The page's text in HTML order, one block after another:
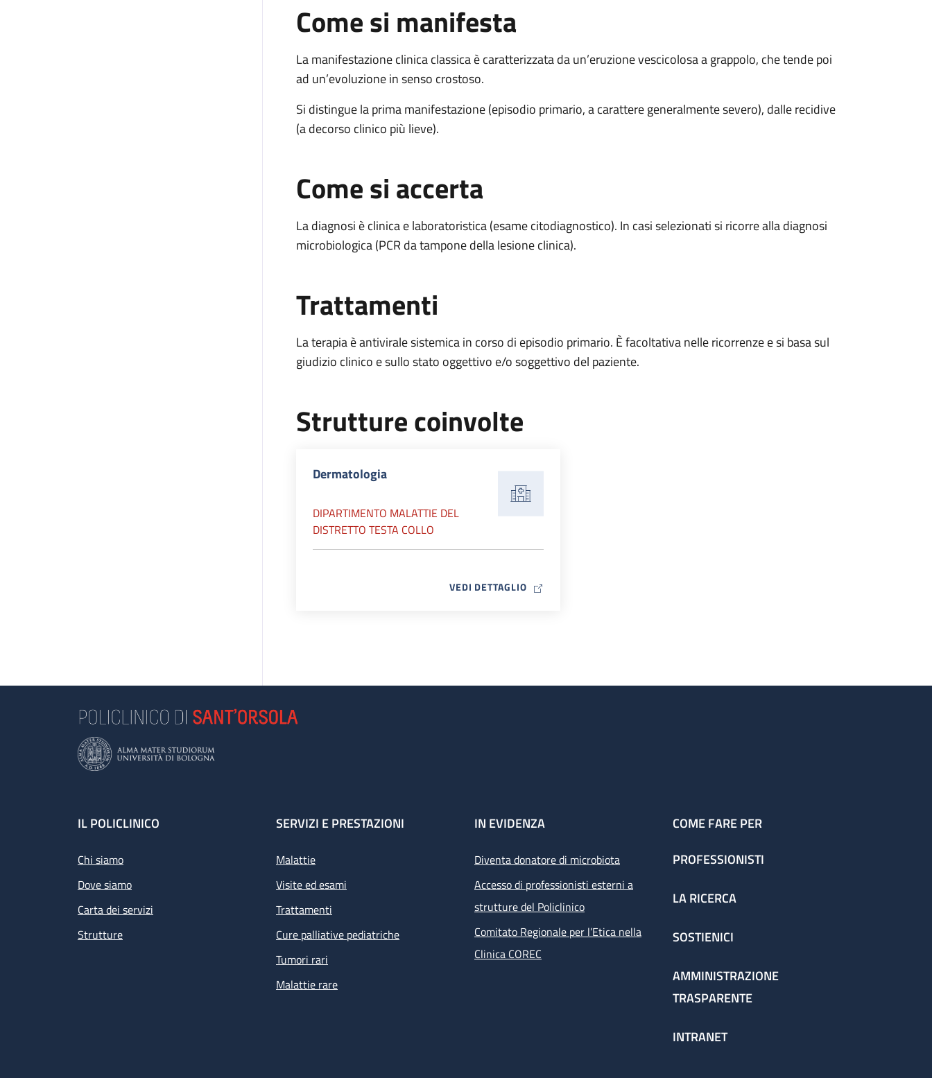
Come si manifesta
La manifestazione clinica classica è caratterizzata da un’eruzione vescicolosa a grappolo, che tende poi
ad un’evoluzione in senso crostoso.
Si distingue la prima manifestazione (episodio primario, a carattere generalmente severo), dalle recidive
(a decorso clinico più lieve).
Come si accerta
La diagnosi è clinica e laboratoristica (esame citodiagnostico). In casi selezionati si ricorre alla diagnosi
microbiologica (PCR da tampone della lesione clinica).
Trattamenti
La terapia è antivirale sistemica in corso di episodio primario. È facoltativa nelle ricorrenze e si basa sul
giudizio clinico e sullo stato oggettivo e/o soggettivo del paziente.
Strutture coinvolte
Dermatologia
DIPARTIMENTO MALATTIE DEL
DISTRETTO TESTA COLLO
VEDI DETTAGLIOMAP ICON
Footer
IL POLICLINICO
Chi siamo
Dove siamo
Carta dei servizi
Strutture
SERVIZI E PRESTAZIONI
Malattie
Visite ed esami
Trattamenti
Cure palliative pediatriche
Tumori rari
Malattie rare
IN EVIDENZA
Diventa donatore di microbiota
Accesso di professionisti esterni a
strutture del Policlinico
Comitato Regionale per l’Etica nella
Clinica COREC
COME FARE PER
PROFESSIONISTI
LA RICERCA
SOSTIENICI
AMMINISTRAZIONE
TRASPARENTE
INTRANET